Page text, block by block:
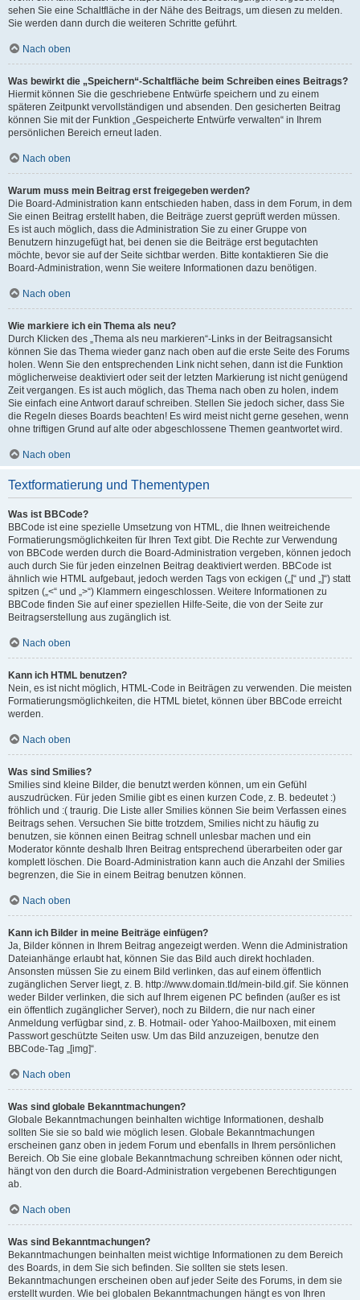
sehen Sie eine Schaltfläche in der Nähe des Beitrags, um diesen zu melden.
Sie werden dann durch die weiteren Schritte geführt.
Nach oben
Was bewirkt die „Speichern“-Schaltfläche beim Schreiben eines Beitrags?
Hiermit können Sie die geschriebene Entwürfe speichern und zu einem
späteren Zeitpunkt vervollständigen und absenden. Den gesicherten Beitrag
können Sie mit der Funktion „Gespeicherte Entwürfe verwalten“ in Ihrem
persönlichen Bereich erneut laden.
Nach oben
Warum muss mein Beitrag erst freigegeben werden?
Die Board-Administration kann entschieden haben, dass in dem Forum, in dem
Sie einen Beitrag erstellt haben, die Beiträge zuerst geprüft werden müssen.
Es ist auch möglich, dass die Administration Sie zu einer Gruppe von
Benutzern hinzugefügt hat, bei denen sie die Beiträge erst begutachten
möchte, bevor sie auf der Seite sichtbar werden. Bitte kontaktieren Sie die
Board-Administration, wenn Sie weitere Informationen dazu benötigen.
Nach oben
Wie markiere ich ein Thema als neu?
Durch Klicken des „Thema als neu markieren“-Links in der Beitragsansicht
können Sie das Thema wieder ganz nach oben auf die erste Seite des Forums
holen. Wenn Sie den entsprechenden Link nicht sehen, dann ist die Funktion
möglicherweise deaktiviert oder seit der letzten Markierung ist nicht genügend
Zeit vergangen. Es ist auch möglich, das Thema nach oben zu holen, indem
Sie einfach eine Antwort darauf schreiben. Stellen Sie jedoch sicher, dass Sie
die Regeln dieses Boards beachten! Es wird meist nicht gerne gesehen, wenn
ohne triftigen Grund auf alte oder abgeschlossene Themen geantwortet wird.
Nach oben
Textformatierung und Thementypen
Was ist BBCode?
BBCode ist eine spezielle Umsetzung von HTML, die Ihnen weitreichende
Formatierungsmöglichkeiten für Ihren Text gibt. Die Rechte zur Verwendung
von BBCode werden durch die Board-Administration vergeben, können jedoch
auch durch Sie für jeden einzelnen Beitrag deaktiviert werden. BBCode ist
ähnlich wie HTML aufgebaut, jedoch werden Tags von eckigen („[“ und „]“) statt
spitzen („<“ und „>“) Klammern eingeschlossen. Weitere Informationen zu
BBCode finden Sie auf einer speziellen Hilfe-Seite, die von der Seite zur
Beitragserstellung aus zugänglich ist.
Nach oben
Kann ich HTML benutzen?
Nein, es ist nicht möglich, HTML-Code in Beiträgen zu verwenden. Die meisten
Formatierungsmöglichkeiten, die HTML bietet, können über BBCode erreicht
werden.
Nach oben
Was sind Smilies?
Smilies sind kleine Bilder, die benutzt werden können, um ein Gefühl
auszudrücken. Für jeden Smilie gibt es einen kurzen Code, z. B. bedeutet :)
fröhlich und :( traurig. Die Liste aller Smilies können Sie beim Verfassen eines
Beitrags sehen. Versuchen Sie bitte trotzdem, Smilies nicht zu häufig zu
benutzen, sie können einen Beitrag schnell unlesbar machen und ein
Moderator könnte deshalb Ihren Beitrag entsprechend überarbeiten oder gar
komplett löschen. Die Board-Administration kann auch die Anzahl der Smilies
begrenzen, die Sie in einem Beitrag benutzen können.
Nach oben
Kann ich Bilder in meine Beiträge einfügen?
Ja, Bilder können in Ihrem Beitrag angezeigt werden. Wenn die Administration
Dateianhänge erlaubt hat, können Sie das Bild auch direkt hochladen.
Ansonsten müssen Sie zu einem Bild verlinken, das auf einem öffentlich
zugänglichen Server liegt, z. B. http://www.domain.tld/mein-bild.gif. Sie können
weder Bilder verlinken, die sich auf Ihrem eigenen PC befinden (außer es ist
ein öffentlich zugänglicher Server), noch zu Bildern, die nur nach einer
Anmeldung verfügbar sind, z. B. Hotmail- oder Yahoo-Mailboxen, mit einem
Passwort geschützte Seiten usw. Um das Bild anzuzeigen, benutze den
BBCode-Tag „[img]“.
Nach oben
Was sind globale Bekanntmachungen?
Globale Bekanntmachungen beinhalten wichtige Informationen, deshalb
sollten Sie sie so bald wie möglich lesen. Globale Bekanntmachungen
erscheinen ganz oben in jedem Forum und ebenfalls in Ihrem persönlichen
Bereich. Ob Sie eine globale Bekanntmachung schreiben können oder nicht,
hängt von den durch die Board-Administration vergebenen Berechtigungen
ab.
Nach oben
Was sind Bekanntmachungen?
Bekanntmachungen beinhalten meist wichtige Informationen zu dem Bereich
des Boards, in dem Sie sich befinden. Sie sollten sie stets lesen.
Bekanntmachungen erscheinen oben auf jeder Seite des Forums, in dem sie
erstellt wurden. Wie bei globalen Bekanntmachungen hängt es von Ihren